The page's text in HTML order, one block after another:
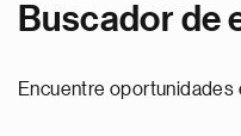
Buscador de
Encuentre oportunidades